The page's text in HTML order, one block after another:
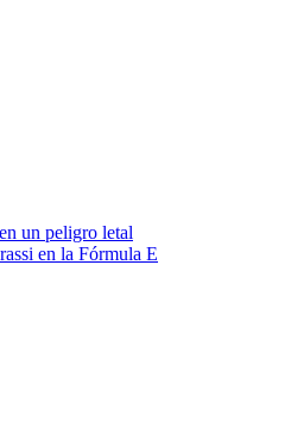
un peligro letal
en la Fórmula E